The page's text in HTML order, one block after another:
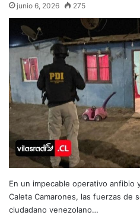
junio 6, 2026 275
En un impecable operativo anfibio
Caleta Camarones, las fuerzas de
ciudadano venezolano…